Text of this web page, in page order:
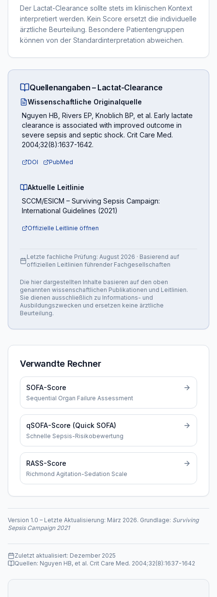
Der Lactat-Clearance sollte stets im klinischen Kontext
interpretiert werden. Kein Score ersetzt die individuelle
ärztliche Beurteilung. Besondere Patientengruppen
können von der Standardinterpretation abweichen.
Quellenangaben – Lactat-Clearance
Wissenschaftliche Originalquelle
Nguyen HB, Rivers EP, Knoblich BP, et al. Early lactate
clearance is associated with improved outcome in
severe sepsis and septic shock. Crit Care Med.
2004;32(8):1637-1642.
DOI PubMed
Aktuelle Leitlinie
SCCM/ESICM – Surviving Sepsis Campaign:
International Guidelines (2021)
Offizielle Leitlinie öffnen
Letzte fachliche Prüfung: August 2026 · Basierend auf
offiziellen Leitlinien führender Fachgesellschaften
Die hier dargestellten Inhalte basieren auf den oben
genannten wissenschaftlichen Publikationen und Leitlinien.
Sie dienen ausschließlich zu Informations- und
Ausbildungszwecken und ersetzen keine ärztliche
Beurteilung.
Verwandte Rechner
SOFA-Score
Sequential Organ Failure Assessment
qSOFA-Score (Quick SOFA)
Schnelle Sepsis-Risikobewertung
RASS-Score
Richmond Agitation-Sedation Scale
Version 1.0 – Letzte Aktualisierung: März 2026. Grundlage: Surviving
Sepsis Campaign 2021
Zuletzt aktualisiert: Dezember 2025
Quellen: Nguyen HB, et al. Crit Care Med. 2004;32(8):1637-1642